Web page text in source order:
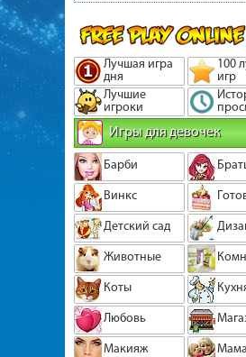
Лучшая игра
дня
100
игр
Лучшие
игроки
Игры для девочек
Барби
Винкс
Детский сад
Животные
Коты
Любовь
Макияж
Мама